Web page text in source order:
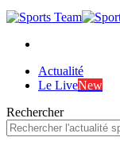
Actualité
Le LiveNew
Rechercher